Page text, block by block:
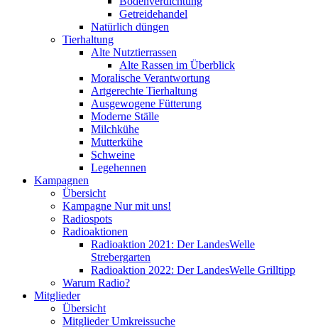
Getreidehandel
Natürlich düngen
Tierhaltung
Alte Nutztierrassen
Alte Rassen im Überblick
Moralische Verantwortung
Artgerechte Tierhaltung
Ausgewogene Fütterung
Moderne Ställe
Milchkühe
Mutterkühe
Schweine
Legehennen
Kampagnen
Übersicht
Kampagne Nur mit uns!
Radiospots
Radioaktionen
Radioaktion 2021: Der LandesWelle
Strebergarten
Radioaktion 2022: Der LandesWelle Grilltipp
Warum Radio?
Mitglieder
Übersicht
Mitglieder Umkreissuche